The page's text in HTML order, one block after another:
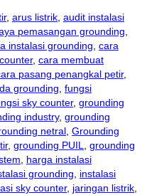
, arus listrik, audit instalasi
pemasangan grounding,
instalasi grounding, cara
, cara membuat
pasang penangkal petir,
grounding, fungsi
sky counter, grounding
industry, grounding
netral, Grounding
, grounding PUIL, grounding
, harga instalasi
grounding, instalasi
sky counter, jaringan listrik,